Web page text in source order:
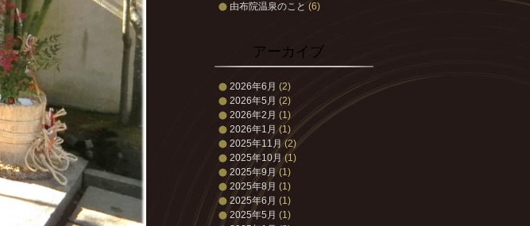
由布院温泉のこと (6)
アーカイブ
2026年6月 (2)
2026年5月 (2)
2026年2月 (1)
2026年1月(1)
2025年11月 (2)
2025年10月 (1)
2025年9月 (1)
2025年8月 (1)
2025年6月 (1)
2025年5月 (1)